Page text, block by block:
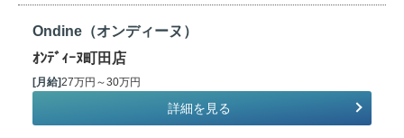
Ondine（オンディーヌ）
ｵﾝﾃﾞｨｰﾇ町田店
[月給]27万円～30万円
詳細を見る